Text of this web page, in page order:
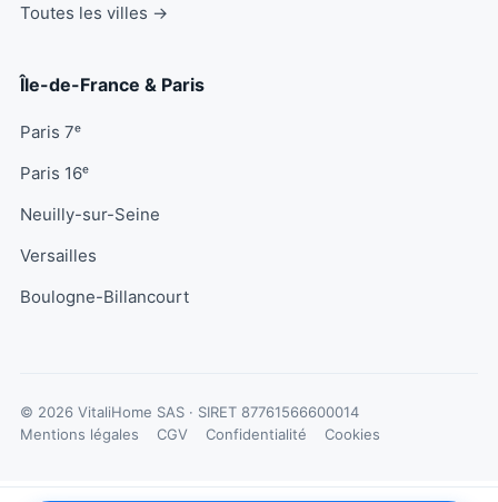
Toutes les villes →
Île-de-France & Paris
Paris 7ᵉ
Paris 16ᵉ
Neuilly-sur-Seine
Versailles
Boulogne-Billancourt
© 2026 VitaliHome SAS · SIRET 87761566600014
Mentions légales
CGV Confidentialité Cookies